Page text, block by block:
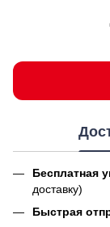
Бесплатная
доставку)
Быстрая